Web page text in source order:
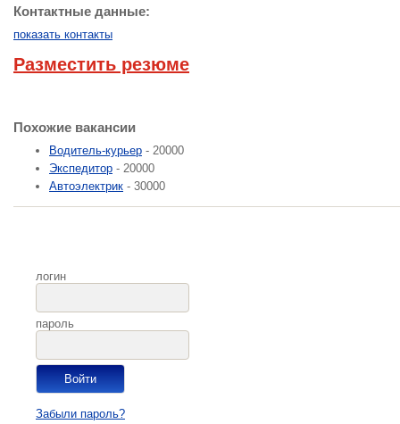
Контактные данные:
показать контакты
Разместить резюме
Похожие вакансии
Водитель-курьер - 20000
Экспедитор - 20000
Автоэлектрик - 30000
логин
пароль
Забыли пароль?